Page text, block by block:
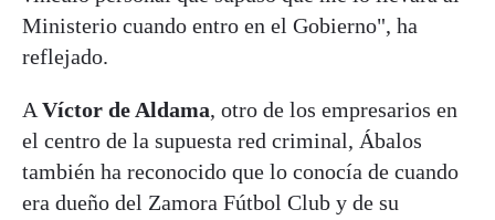
Ministerio cuando entro en el Gobierno", ha
reflejado.
A Víctor de Aldama, otro de los empresarios en
el centro de la supuesta red criminal, Ábalos
también ha reconocido que lo conocía de cuando
era dueño del Zamora Fútbol Club y de su